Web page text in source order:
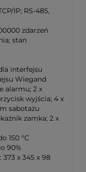
IP; RS-485,
zdarzeń
stan
interfejsu
Wiegand
alarmu; 2 x
wyjścia; 4 x
sabotażu
zamka; 2 x
150 °C
90%
373 x 345 x 98